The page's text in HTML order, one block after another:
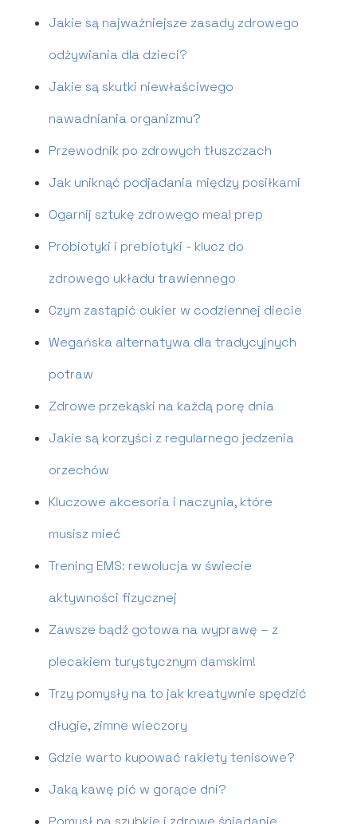
Jakie są najważniejsze zasady zdrowego
odżywiania dla dzieci?
Jakie są skutki niewłaściwego
nawadniania organizmu?
Przewodnik po zdrowych tłuszczach
Jak uniknąć podjadania między posiłkami
Ogarnij sztukę zdrowego meal prep
Probiotyki i prebiotyki - klucz do
zdrowego układu trawiennego
Czym zastąpić cukier w codziennej diecie
Wegańska alternatywa dla tradycyjnych
potraw
Zdrowe przekąski na każdą porę dnia
Jakie są korzyści z regularnego jedzenia
orzechów
Kluczowe akcesoria i naczynia, które
musisz mieć
Trening EMS: rewolucja w świecie
aktywności fizycznej
Zawsze bądź gotowa na wyprawę – z
plecakiem turystycznym damskim!
Trzy pomysły na to jak kreatywnie spędzić
długie, zimne wieczory
Gdzie warto kupować rakiety tenisowe?
Jaką kawę pić w gorące dni?